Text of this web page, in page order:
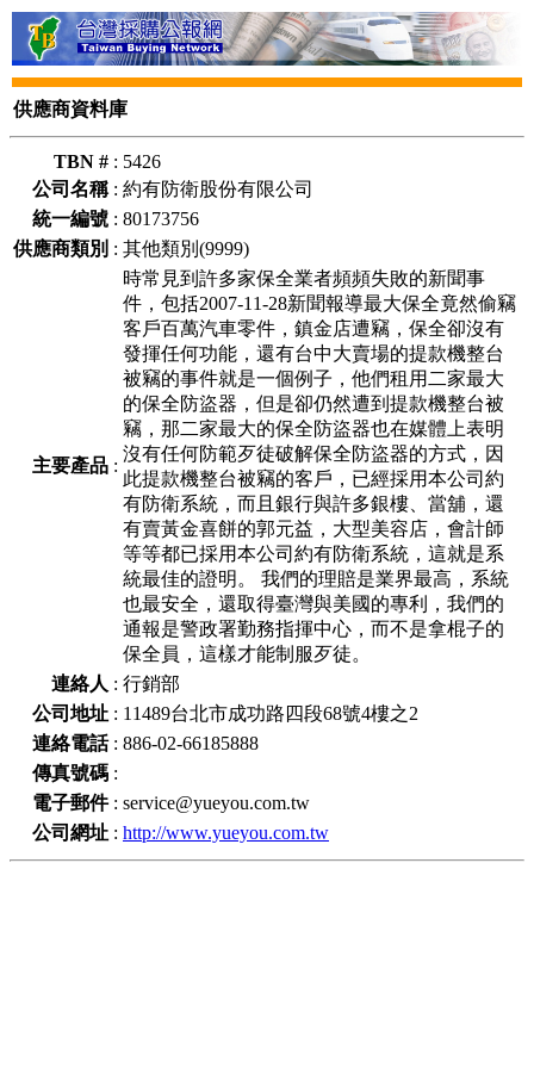
供應商資料庫
TBN # : 5426
公司名稱: 約有防衛股份有限公司
統一編號 : 80173756
供應商類別 : 其他類別(9999)
主要產品 :
時常見到許多家保全業者頻頻失敗的新聞事
件，包括2007-11-28新聞報導最大保全竟然偷竊
客戶百萬汽車零件，鎮金店遭竊，保全卻沒有
發揮任何功能，還有台中大賣場的提款機整台
被竊的事件就是一個例子，他們租用二家最大
的保全防盜器，但是卻仍然遭到提款機整台被
竊，那二家最大的保全防盜器也在媒體上表明
沒有任何防範歹徒破解保全防盜器的方式，因
此提款機整台被竊的客戶，已經採用本公司約
有防衛系統，而且銀行與許多銀樓、當舖，還
有賣黃金喜餅的郭元益，大型美容店，會計師
等等都已採用本公司約有防衛系統，這就是系
統最佳的證明。 我們的理賠是業界最高，系統
也最安全，還取得臺灣與美國的專利，我們的
通報是警政署勤務指揮中心，而不是拿棍子的
保全員，這樣才能制服歹徒。
連絡人 : 行銷部
公司地址 : 11489台北市成功路四段68號4樓之2
連絡電話: 886-02-66185888
傳真號碼 :
電子郵件: service@yueyou.com.tw
公司網址 : http://www.yueyou.com.tw